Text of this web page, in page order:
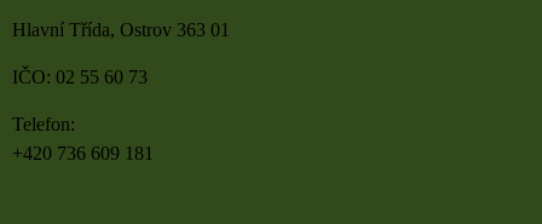
Hlavní Třída, Ostrov 363 01
IČO: 02 55 60 73
Telefon:
+420 736 609 181